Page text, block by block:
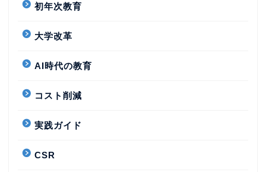
初年次教育
大学改革
AI時代の教育
コスト削減
実践ガイド
CSR